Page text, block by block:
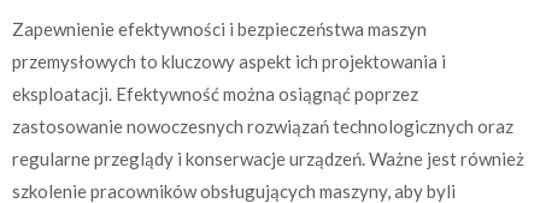
Zapewnienie efektywności i bezpieczeństwa maszyn
przemysłowych to kluczowy aspekt ich projektowania i
eksploatacji. Efektywność można osiągnąć poprzez
zastosowanie nowoczesnych rozwiązań technologicznych oraz
regularne przeglądy i konserwacje urządzeń. Ważne jest również
szkolenie pracowników obsługujących maszyny, aby byli